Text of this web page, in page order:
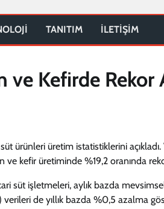
TANITIM İLETİŞİM
Kefirde Rekor
ürünleri üretim istatistiklerini
ve kefir üretiminde %19,2 oranında
işletmeleri, aylık bazda mevsimsel
de yıllık bazda %0,5 azalma